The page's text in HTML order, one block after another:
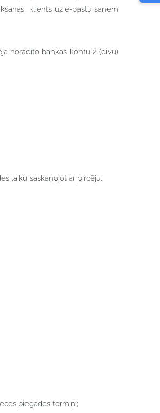
klients uz e-pastu saņem
norādīto bankas kontu 2 (divu)
laiku saskaņojot ar pircēju.
piegādes termiņi;